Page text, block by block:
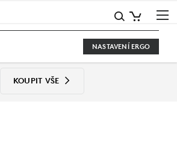
NASTAVENÍ ERGO
KOUPIT VŠE